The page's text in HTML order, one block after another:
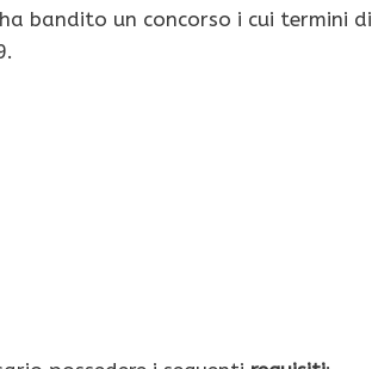
bandito un concorso i cui termini di